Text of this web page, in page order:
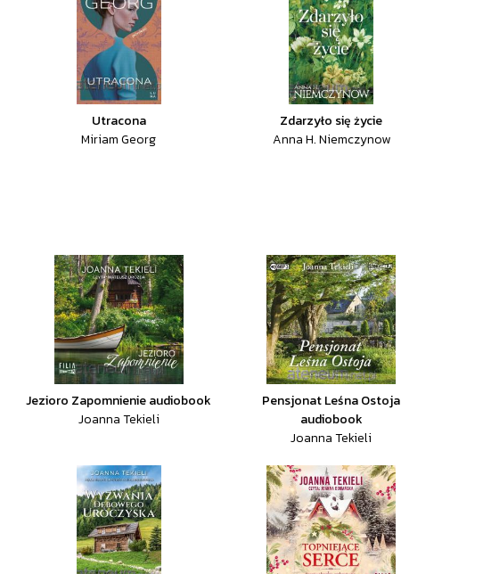
Utracona
Miriam Georg
Zdarzyło się życie
Anna H. Niemczynow
Jezioro Zapomnienie audiobook
Joanna Tekieli
Pensjonat Leśna Ostoja
audiobook
Joanna Tekieli